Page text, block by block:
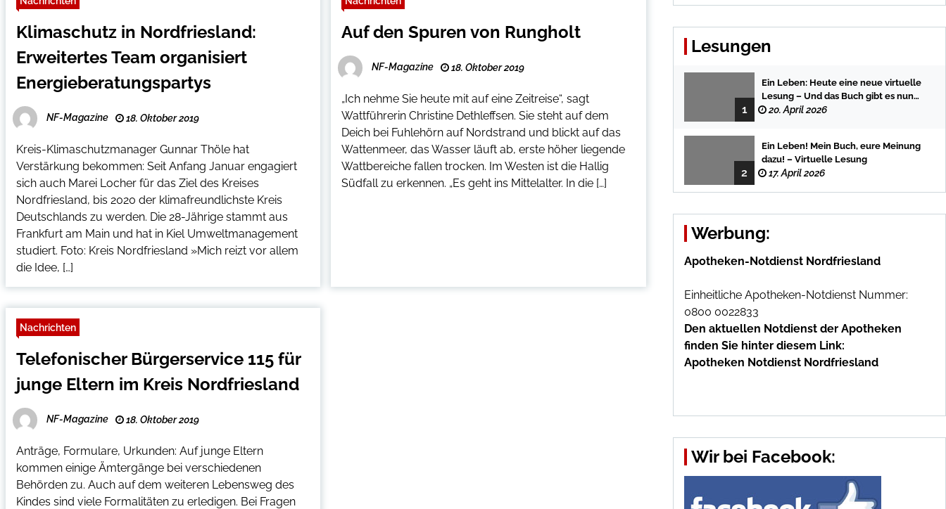
Klimaschutz in Nordfriesland:
Erweitertes Team organisiert
Energieberatungspartys
NF-Magazine 18. Oktober 2019
Kreis-Klimaschutzmanager Gunnar Thöle hat
Verstärkung bekommen: Seit Anfang Januar engagiert
sich auch Marei Locher für das Ziel des Kreises
Nordfriesland, bis 2020 der klimafreundlichste Kreis
Deutschlands zu werden. Die 28-Jährige stammt aus
Frankfurt am Main und hat in Kiel Umweltmanagement
studiert. Foto: Kreis Nordfriesland »Mich reizt vor allem
die Idee, […]
Auf den Spuren von Rungholt
NF-Magazine 18. Oktober 2019
„Ich nehme Sie heute mit auf eine Zeitreise“, sagt
Wattführerin Christine Dethleffsen. Sie steht auf dem
Deich bei Fuhlehörn auf Nordstrand und blickt auf das
Wattenmeer, das Wasser läuft ab, erste höher liegende
Wattbereiche fallen trocken. Im Westen ist die Hallig
Südfall zu erkennen. „Es geht ins Mittelalter. In die […]
Nachrichten
Telefonischer Bürgerservice 115 für
junge Eltern im Kreis Nordfriesland
NF-Magazine 18. Oktober 2019
Anträge, Formulare, Urkunden: Auf junge Eltern
kommen einige Ämtergänge bei verschiedenen
Behörden zu. Auch auf dem weiteren Lebensweg des
Kindes sind viele Formalitäten zu erledigen. Bei Fragen
Lesungen
1
Ein Leben: Heute eine neue virtuelle
Lesung – Und das Buch gibt es nun
auch in der Bredstedter
20. April 2026
2
Ein Leben! Mein Buch, eure Meinung
dazu! – Virtuelle Lesung
17. April 2026
Werbung:
Apotheken-Notdienst Nordfriesland
Einheitliche Apotheken-Notdienst Nummer:
0800 0022833
Den aktuellen Notdienst der Apotheken
finden Sie hinter diesem Link:
Apotheken Notdienst Nordfriesland
Wir bei Facebook: